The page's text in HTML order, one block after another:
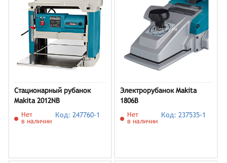
Стационарный рубанок
Makita 2012NB
Нет
в наличии
Код: 247760-1
Электрорубанок Makita
1806B
Нет
в наличии
Код: 237535-1